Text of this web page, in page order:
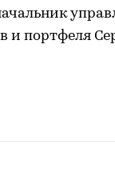
и портфеля